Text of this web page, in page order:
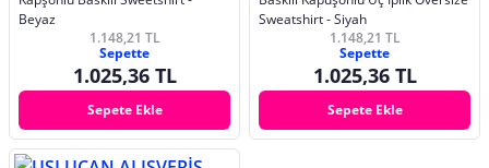
Beyaz
1.148,21 TL
Sepette
1.025,36 TL
Sepete Ekle
Sweatshirt - Siyah
1.148,21 TL
Sepette
1.025,36 TL
Sepete Ekle